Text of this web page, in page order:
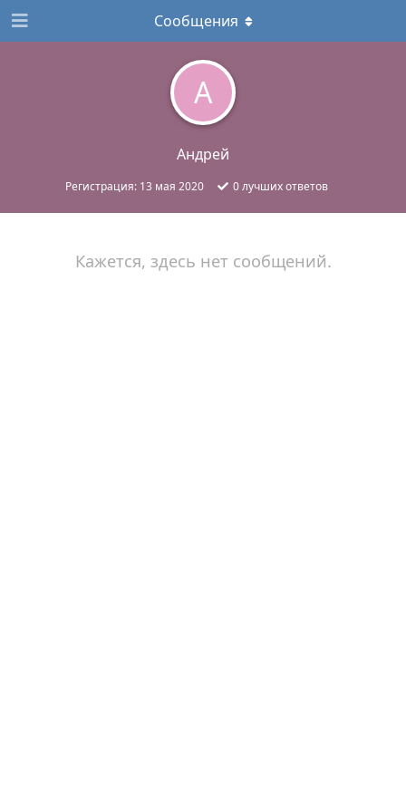
А
Андрей
Регистрация: 13 мая 2020 0лучших ответов
Сообщения
Кажется, здесь нет сообщений.